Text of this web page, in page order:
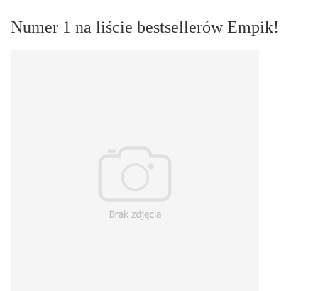
Numer 1 na liście bestsellerów Empik!